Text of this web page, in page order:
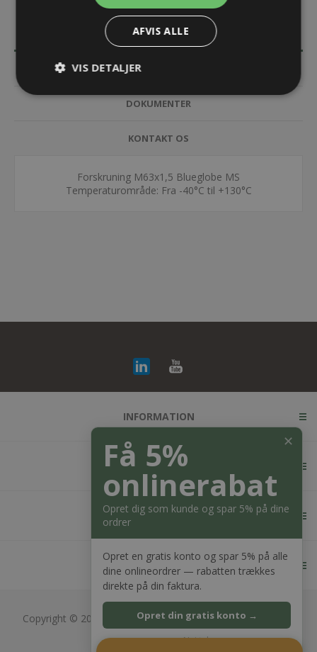
BESKRIVELSE
SPECIFIKATIONER
DOKUMENTER
KONTAKT OS
Forskruning M63x1,5 Blueglobe MS
Temperaturområde: Fra -40°C til +130°C
INFORMATION
KUNDESERVICE
MIN KONTO
KONTAKT OS
Copyright © 2026 Bagger Nielsen webshop. Alle rettigheder
forbeholdt.
✕
Få 5%
onlinerabat
Opret dig som kunde og spar 5% på dine
ordrer
Opret en gratis konto og spar 5% på alle
dine onlineordrer — rabatten trækkes
direkte på din faktura.
Opret din gratis konto →
Nej tak
AFVIS ALLE
VIS DETALJER